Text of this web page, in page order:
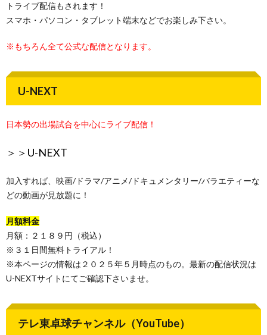
トライブ配信もされます！
スマホ・パソコン・タブレット端末などでお楽しみ下さい。
※もちろん全て公式な配信となります。
U-NEXT
日本勢の出場試合を中心にライブ配信！
＞＞ U-NEXT
加入すれば、映画/ドラマ/アニメ/ドキュメンタリー/バラエティーな
どの動画が見放題に！
月額料金
月額：２１８９円（税込）
※３１日間無料トライアル！
※本ページの情報は２０２５年５月時点のもの。最新の配信状況は
U-NEXTサイトにてご確認下さいませ。
テレ東卓球チャンネル（YouTube）